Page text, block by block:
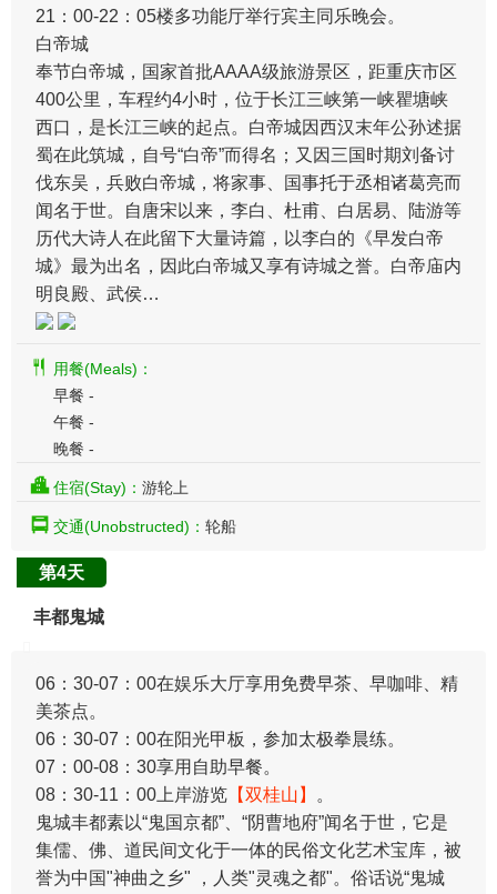
21：00-22：05楼多功能厅举行宾主同乐晚会。
白帝城
奉节白帝城，国家首批AAAA级旅游景区，距重庆市区
400公里，车程约4小时，位于长江三峡第一峡瞿塘峡
西口，是长江三峡的起点。白帝城因西汉末年公孙述据
蜀在此筑城，自号“白帝”而得名；又因三国时期刘备讨
伐东吴，兵败白帝城，将家事、国事托于丞相诸葛亮而
闻名于世。自唐宋以来，李白、杜甫、白居易、陆游等
历代大诗人在此留下大量诗篇，以李白的《早发白帝
城》最为出名，因此白帝城又享有诗城之誉。白帝庙内
明良殿、武侯…
用餐(Meals)：
早餐 -
午餐 -
晚餐 -
住宿(Stay)： 游轮上
交通(Unobstructed)： 轮船
第4天
丰都鬼城
​06：30-07：00在娱乐大厅享用免费早茶、早咖啡、精
美茶点。
06：30-07：00在阳光甲板，参加太极拳晨练。
07：00-08：30享用自助早餐。
08：30-11：00上岸游览 【双桂山】
。
鬼城丰都素以“鬼国京都”、“阴曹地府”闻名于世，它是
集儒、佛、道民间文化于一体的民俗文化艺术宝库，被
誉为中国"神曲之乡" ，人类"灵魂之都"。俗话说“鬼城